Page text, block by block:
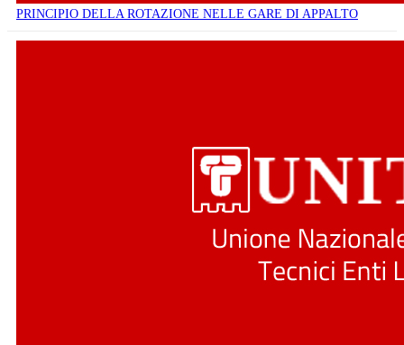
PRINCIPIO DELLA ROTAZIONE NELLE GARE DI APPALTO